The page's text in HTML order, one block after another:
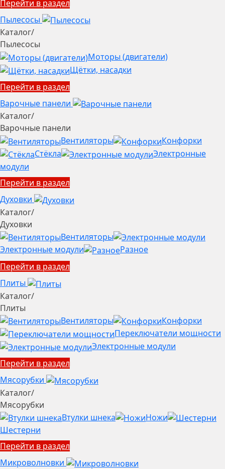
Перейти в раздел
Пылесосы
Каталог/
Пылесосы
Моторы (двигатели)
Щётки, насадки
Перейти в раздел
Варочные панели
Каталог/
Варочные панели
Вентиляторы
Конфорки
Стёкла
Электронные
модули
Перейти в раздел
Духовки
Каталог/
Духовки
Вентиляторы
Электронные модули
Разное
Перейти в раздел
Плиты
Каталог/
Плиты
Вентиляторы
Конфорки
Переключатели мощности
Электронные модули
Перейти в раздел
Мясорубки
Каталог/
Мясорубки
Втулки шнека
Ножи
Шестерни
Перейти в раздел
Микроволновки